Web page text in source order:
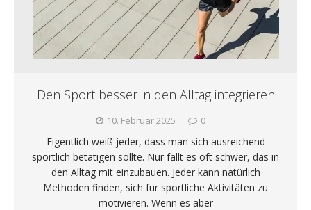
Den Sport besser in den Alltag integrieren
10. Februar 2025 0
Eigentlich weiß jeder, dass man sich ausreichend
sportlich betätigen sollte. Nur fällt es oft schwer, das in
den Alltag mit einzubauen. Jeder kann natürlich
Methoden finden, sich für sportliche Aktivitäten zu
motivieren. Wenn es aber